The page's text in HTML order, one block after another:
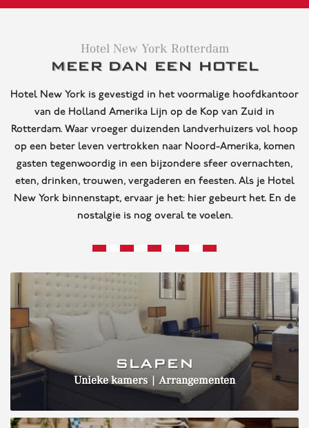
Hotel New York Rotterdam
MEER DAN EEN HOTEL
Hotel New York is gevestigd in het voormalige hoofdkantoor
van de Holland Amerika Lijn op de Kop van Zuid in
Rotterdam. Waar vroeger duizenden landverhuizers vol hoop
op een beter leven vertrokken naar Noord-Amerika, komen
gasten tegenwoordig in een bijzondere sfeer overnachten,
eten, drinken, trouwen, vergaderen en feesten. Als je Hotel
New York binnenstapt, ervaar je het: hier gebeurt het. En de
nostalgie is nog overal te voelen.
SLAPEN
Unieke kamers | Arrangementen